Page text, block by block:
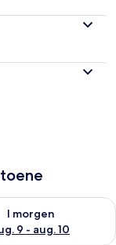
9
I morgen
9 - aug. 10
for i